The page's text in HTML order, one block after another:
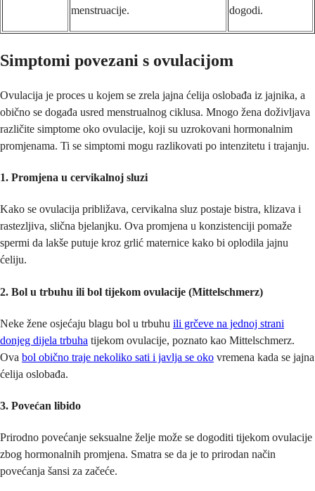
menstruacije.
dogodi.
Simptomi povezani s ovulacijom
Ovulacija je proces u kojem se zrela jajna ćelija oslobađa iz jajnika, a
obično se događa usred menstrualnog ciklusa. Mnogo žena doživljava
različite simptome oko ovulacije, koji su uzrokovani hormonalnim
promjenama. Ti se simptomi mogu razlikovati po intenzitetu i trajanju.
1. Promjena u cervikalnoj sluzi
Kako se ovulacija približava, cervikalna sluz postaje bistra, klizava i
rastezljiva, slična bjelanjku. Ova promjena u konzistenciji pomaže
spermi da lakše putuje kroz grlić maternice kako bi oplodila jajnu
ćeliju.
2. Bol u trbuhu ili bol tijekom ovulacije (Mittelschmerz)
Neke žene osjećaju blagu bol u trbuhu ili grčeve na jednoj strani
donjeg dijela trbuha tijekom ovulacije, poznato kao Mittelschmerz.
Ova bol obično traje nekoliko sati i javlja se oko vremena kada se jajna
ćelija oslobađa.
3. Povećan libido
Prirodno povećanje seksualne želje može se dogoditi tijekom ovulacije
zbog hormonalnih promjena. Smatra se da je to prirodan način
povećanja šansi za začeće.